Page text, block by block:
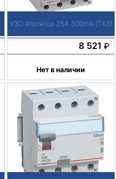
УЗО 4полюса 25А 300mA (TX3)
8 521 ₽
Нет в наличии